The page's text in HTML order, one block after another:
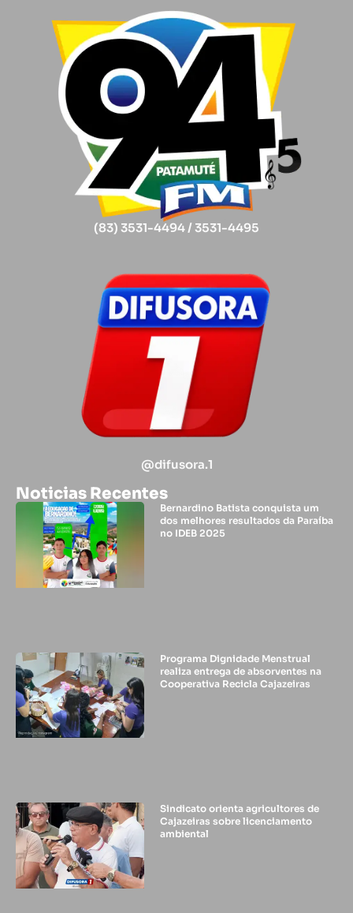
(83) 3531-4494 / 3531-4495
@difusora.1
Noticias Recentes
Bernardino Batista conquista um
dos melhores resultados da Paraíba
no IDEB 2025
Programa Dignidade Menstrual
realiza entrega de absorventes na
Cooperativa Recicla Cajazeiras
Sindicato orienta agricultores de
Cajazeiras sobre licenciamento
ambiental